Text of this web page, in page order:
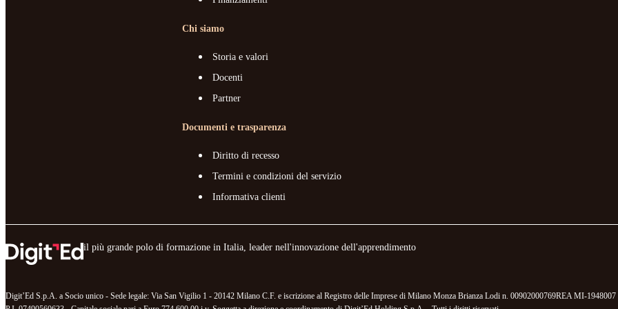
Chi siamo
Storia e valori
Docenti
Partner
Documenti e trasparenza
Diritto di recesso
Termini e condizioni del servizio
Informativa clienti
il più grande polo di formazione in Italia, leader nell'innovazione dell'apprendimento
Digit’Ed S.p.A. a Socio unico - Sede legale: Via San Vigilio 1 - 20142 Milano C.F. e iscrizione al Registro delle Imprese di Milano Monza Brianza Lodi n. 00902000769REA MI-1948007